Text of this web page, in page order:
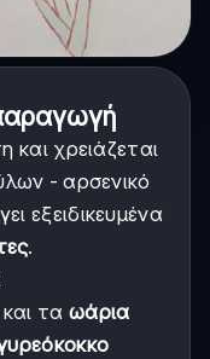
και χρειάζεται
- αρσενικό
εξειδικευμένα
.
τα ωάρια